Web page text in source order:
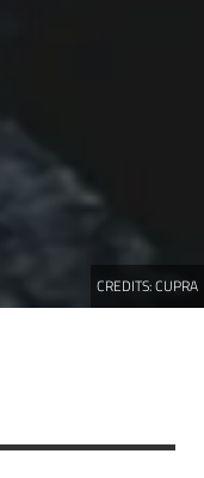
CREDITS:CUPRA